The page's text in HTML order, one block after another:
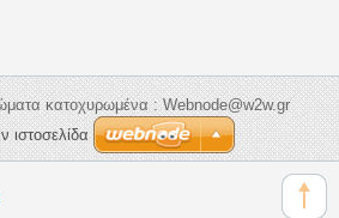
κατοχυρωμένα : Webnode@w2w.gr
ιστοσελίδα